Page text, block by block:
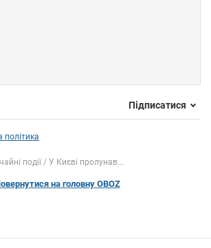
Підписатися
політика
події У Києві пролунав...
на головну OBOZ